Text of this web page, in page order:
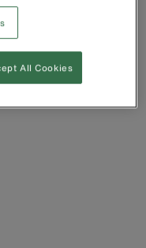
000 lb. (4526 kg)
de 0,300''.
defeitos de material
All Cookies